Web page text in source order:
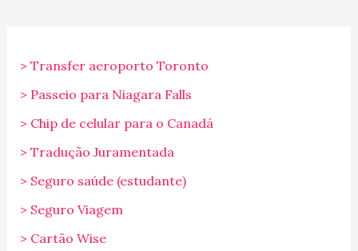
> Transfer aeroporto Toronto
> Passeio para Niagara Falls
> Chip de celular para o Canadá
> Tradução Juramentada
> Seguro saúde (estudante)
> Seguro Viagem
> Cartão Wise